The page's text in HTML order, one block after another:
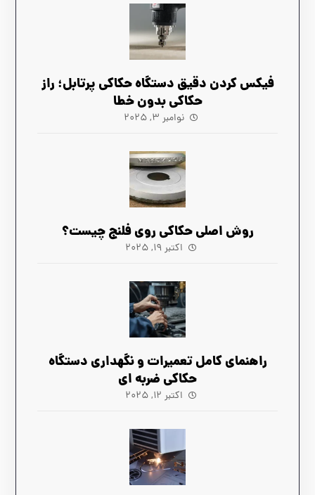
فیکس کردن دقیق دستگاه حکاکی پرتابل؛ راز
حکاکی بدون خطا
نوامبر ۳, ۲۰۲۵
روش اصلی حکاکی روی فلنج چیست؟
اکتبر ۱۹, ۲۰۲۵
راهنمای کامل تعمیرات و نگهداری دستگاه
حکاکی ضربه‌ ای
اکتبر ۱۲, ۲۰۲۵